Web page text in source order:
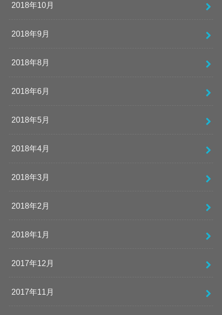
2018年10月
2018年9月
2018年8月
2018年6月
2018年5月
2018年4月
2018年3月
2018年2月
2018年1月
2017年12月
2017年11月